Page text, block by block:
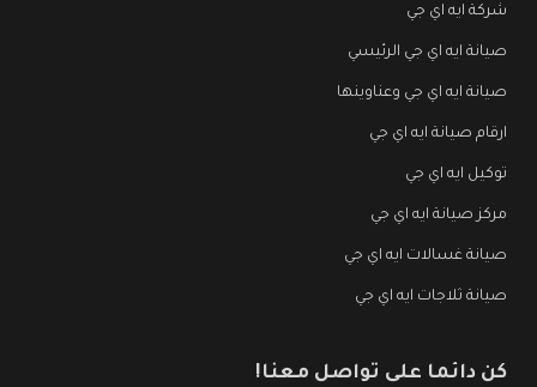
شركة ايه اي جي
صيانة ايه اي جي الرئيسي
صيانة ايه اي جي وعناوينها
ارقام صيانة ايه اي جي
توكيل ايه اي جي
مركز صيانة ايه اي جي
صيانة غسالات ايه اي جي
صيانة ثلاجات ايه اي جي
كن دائما على تواصل معنا!